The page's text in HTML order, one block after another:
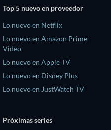
Top 5 nuevo en proveedor
Lo nuevo en Netflix
Lo nuevo en Amazon Prime
Video
Lo nuevo en Apple TV
Lo nuevo en Disney Plus
Lo nuevo en JustWatch TV
Próximas series